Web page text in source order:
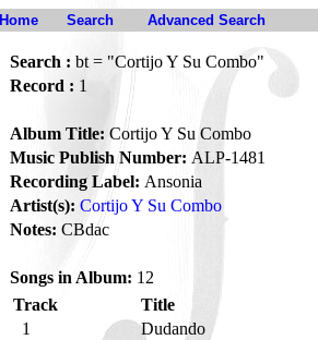
Home Search Advanced Search
Search : bt = "Cortijo Y Su Combo"
Record : 1
Album Title: Cortijo Y Su Combo
Music Publish Number: ALP-1481
Recording Label: Ansonia
Artist(s): Cortijo Y Su Combo
Notes: CBdac
Songs in Album: 12
Track
Title
1
Dudando